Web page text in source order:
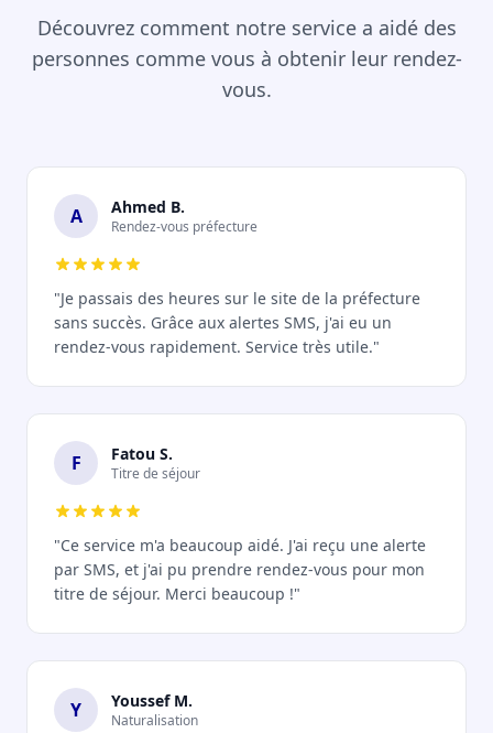
Découvrez comment notre service a aidé des
personnes comme vous à obtenir leur rendez-
vous.
A Ahmed B.
Rendez-vous préfecture
"Je passais des heures sur le site de la préfecture
sans succès. Grâce aux alertes SMS, j'ai eu un
rendez-vous rapidement. Service très utile."
F Fatou S.
Titre de séjour
"Ce service m'a beaucoup aidé. J'ai reçu une alerte
par SMS, et j'ai pu prendre rendez-vous pour mon
titre de séjour. Merci beaucoup !"
Y Youssef M.
Naturalisation